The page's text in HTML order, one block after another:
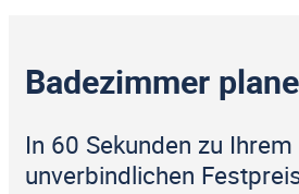
Badezimmer
In 60 Sekunden zu Ihrem
unverbindlichen